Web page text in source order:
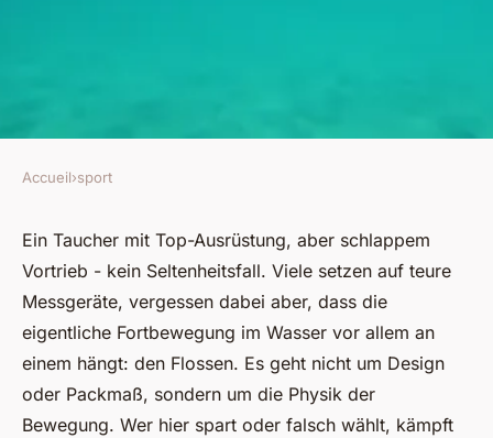
SPORT
Effiziente Tauchflossen für
optimale Wasserbewegung
Helmhild•03/03/2026 20:35 •7 min de lecture
Accueil›sport
Ein Taucher mit Top-Ausrüstung, aber schlappem
Vortrieb - kein Seltenheitsfall. Viele setzen auf teure
Messgeräte, vergessen dabei aber, dass die
eigentliche Fortbewegung im Wasser vor allem an
einem hängt: den Flossen. Es geht nicht um Design
oder Packmaß, sondern um die Physik der
Bewegung. Wer hier spart oder falsch wählt, kämpft